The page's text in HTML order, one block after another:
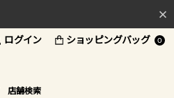
ログイン ショッピングバッグ 0
店舗検索